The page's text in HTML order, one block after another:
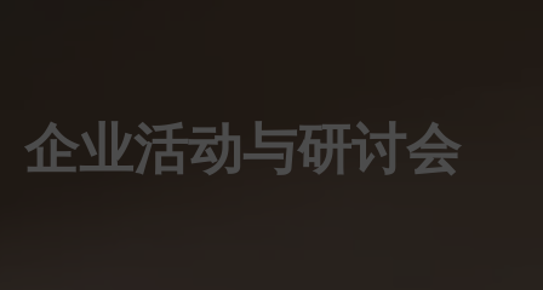
企业活动与研讨会